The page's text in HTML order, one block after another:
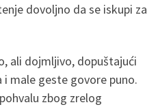
dovoljno da se iskupi za
ali dojmljivo, dopuštajući
i male geste govore puno.
zbog zrelog